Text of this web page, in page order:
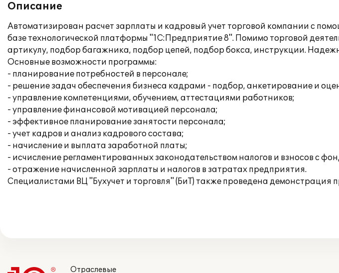
Описание
Автоматизирован расчет зарплаты и кадровый учет торговой компании с
базе технологической платформы "1С:Предприятие 8". Помимо торговой
артикулу, подбор багажника, подбор цепей, подбор бокса, инструкции.
Основные возможности программы:
- планирование потребностей в персонале;
- решение задач обеспечения бизнеса кадрами - подбор, анкетирование и
- управление компетенциями, обучением, аттестациями работников;
- управление финансовой мотивацией персонала;
- эффективное планирование занятости персонала;
- учет кадров и анализ кадрового состава;
- начисление и выплата заработной платы;
- исчисление регламентированных законодательством налогов и взносов с
- отражение начисленной зарплаты и налогов в затратах предприятия.
Специалистами ВЦ "Бухучет и торговля" (БиТ) также проведена демонстрация
Отраслевые